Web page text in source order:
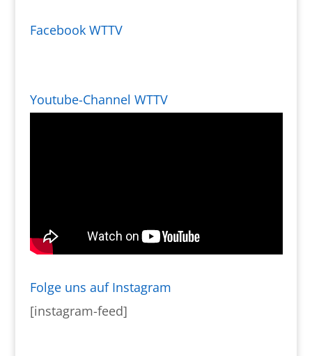
Facebook WTTV
Youtube-Channel WTTV
Folge uns auf Instagram
[instagram-feed]